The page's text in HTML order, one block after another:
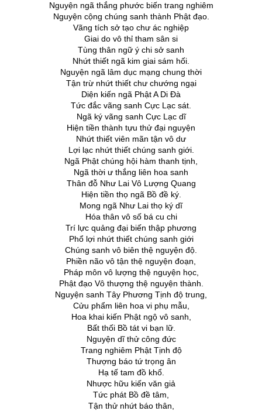
Nguyện ngã thắng phước biến trang nghiêm
Nguyện cộng chúng sanh thành Phật đạo.
Vãng tích sở tạo chư ác nghiệp
Giai do vô thỉ tham sân si
Tùng thân ngữ ý chi sở sanh
Nhứt thiết ngã kim giai sám hối.
Nguyện ngã lâm dục mạng chung thời
Tận trừ nhứt thiết chư chướng ngại
Diện kiến ngã Phật A Di Đà
Tức đắc vãng sanh Cực Lạc sát.
Ngã ký vãng sanh Cực Lạc dĩ
Hiện tiền thành tựu thử đại nguyện
Nhứt thiết viên mãn tận vô dư
Lợi lạc nhứt thiết chúng sanh giới.
Ngã Phật chúng hội hàm thanh tịnh,
Ngã thời ư thắng liên hoa sanh
Thân đỗ Như Lai Vô Lượng Quang
Hiện tiền thọ ngã Bồ đề ký.
Mong ngã Như Lai thọ ký dĩ
Hóa thân vô số bá cu chi
Trí lực quảng đại biến thập phương
Phổ lợi nhứt thiết chúng sanh giới
Chúng sanh vô biên thệ nguyện độ.
Phiền não vô tận thệ nguyện đoạn,
Pháp môn vô lượng thệ nguyện học,
Phật đạo Vô thượng thệ nguyện thành.
Nguyện sanh Tây Phương Tịnh độ trung,
Cửu phẩm liên hoa vi phụ mẫu,
Hoa khai kiến Phật ngộ vô sanh,
Bất thối Bồ tát vi bạn lữ.
Nguyện dĩ thử công đức
Trang nghiêm Phật Tịnh độ
Thượng báo tứ trọng ân
Hạ tế tam đồ khổ.
Nhược hữu kiến văn giả
Tức phát Bồ đề tâm,
Tận thử nhứt báo thân,